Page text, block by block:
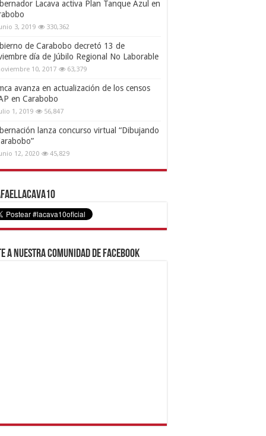
Lacava activa Plan Tanque Azul en
3, 2019 330,362
de Carabobo decretó 13 de
día de Júbilo Regional No Laborable
10, 2017 63,379
avanza en actualización de los censos
en Carabobo
1, 2019 56,847
lanza concurso virtual “Dibujando
12, 2020 45,829
a nuestra comunidad de Facebook